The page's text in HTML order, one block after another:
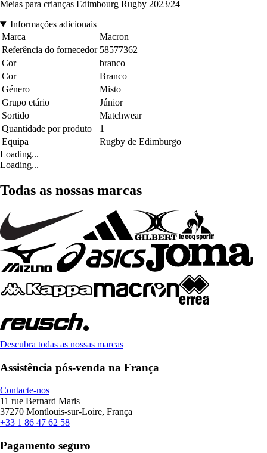
Meias para crianças Édimbourg Rugby 2023/24
Informações adicionais
Marca
Macron
Referência do fornecedor 58577362
Cor
branco
Cor
Branco
Género
Misto
Grupo etário
Júnior
Sortido
Matchwear
Quantidade por produto
1
Equipa
Rugby de Edimburgo
Loading...
Loading...
Todas as nossas marcas
Descubra todas as nossas marcas
Assistência pós-venda na França
Contacte-nos
11 rue Bernard Maris
37270 Montlouis-sur-Loire, França
+33 1 86 47 62 58
Pagamento seguro